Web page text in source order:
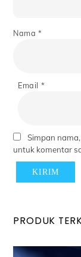
Nama *
Email *
Simpan
untuk komentar
PRODUK